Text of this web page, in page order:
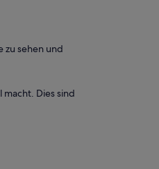
zu sehen und
Dies sind